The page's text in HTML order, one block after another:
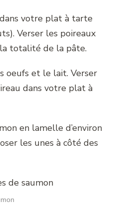
votre plat à tarte
Verser les poireaux
totalité de la pâte.
oeufs et le lait. Verser
dans votre plat à
en lamelle d’environ
les unes à côté des